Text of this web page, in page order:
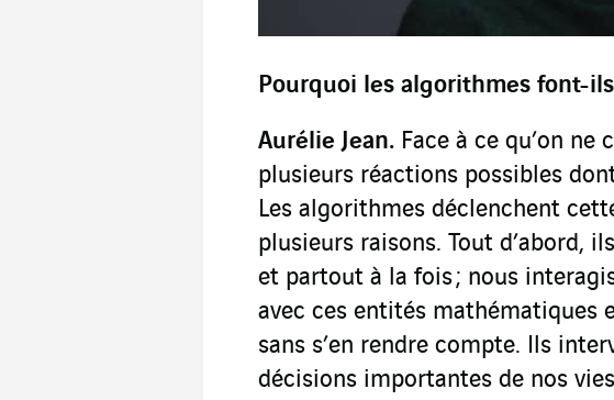
Pourquoi les algorithmes font-
Aurélie Jean. Face à ce qu’on ne
plusieurs réactions possibles
Les algorithmes déclenchent
plusieurs raisons. Tout d’abord,
et partout à la fois ; nous
avec ces entités mathématiques
sans s’en rendre compte. Ils
décisions importantes de nos